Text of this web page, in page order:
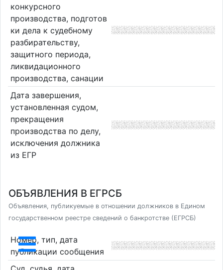
конкурсного
производства, подготов
ки дела к судебному
разбирательству,
защитного периода,
ликвидационного
производства, санации
Дата завершения,
установленная судом,
прекращения
производства по делу,
исключения должника
из ЕГР
ОБЪЯВЛЕНИЯ В ЕГРСБ
Объявления, публикуемые в отношении должников в Едином
государственном реестре сведений о банкротстве (ЕГРСБ)
Номер, тип, дата
публикации сообщения